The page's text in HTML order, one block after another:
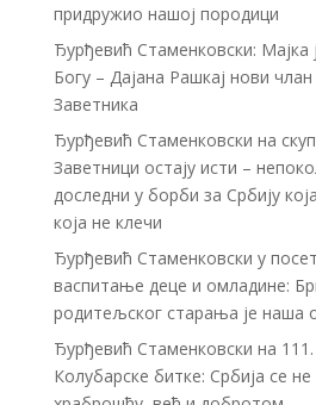
придружио нашој породици
Ђурђевић Стаменковски: Мајка
Богу – Дајана Рашкај нови
Заветника
Ђурђевић Стаменковски на
Заветници остају исти –
доследни у борби за Србију
која не клечи
Ђурђевић Стаменковски у
васпитање деце и омладине:
родитељског старања је наша
Ђурђевић Стаменковски на
Колубарске битке: Србија се